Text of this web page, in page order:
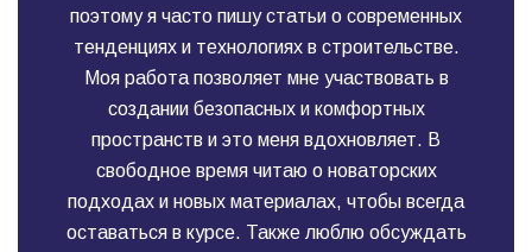
поэтому я часто пишу статьи о современных
тенденциях и технологиях в строительстве.
Моя работа позволяет мне участвовать в
создании безопасных и комфортных
пространств и это меня вдохновляет. В
свободное время читаю о новаторских
подходах и новых материалах, чтобы всегда
оставаться в курсе. Также люблю обсуждать